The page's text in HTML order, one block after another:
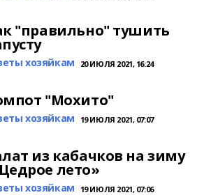
"правильно" тушить
хозяйкам 20 ИЮЛЯ 2021, 16:24
"Мoxитo"
хозяйкам 19 ИЮЛЯ 2021, 07:07
из кaбaчков нa зиму
лето»
хозяйкам 19 ИЮЛЯ 2021, 07:06